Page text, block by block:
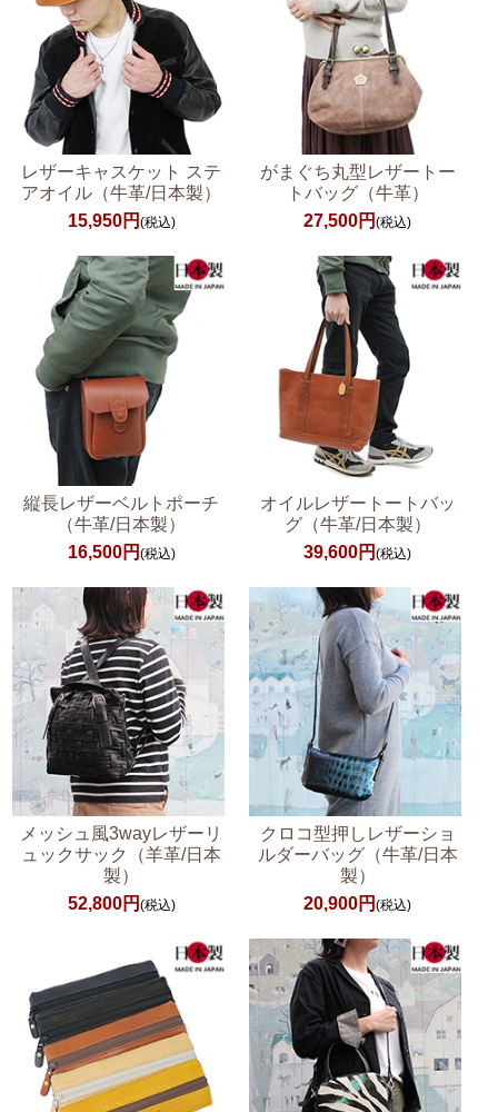
レザーキャスケット ステ
アオイル（牛革/日本製）
15,950円 (税込)
がまぐち丸型レザートー
トバッグ（牛革）
27,500円(税込)
縦長レザーベルトポーチ
（牛革/日本製）
16,500円 (税込)
オイルレザートートバッ
グ（牛革/日本製）
39,600円(税込)
メッシュ風3wayレザーリ
ュックサック（羊革/日本
製）
52,800円 (税込)
クロコ型押しレザーショ
ルダーバッグ（牛革/日本
製）
20,900円(税込)